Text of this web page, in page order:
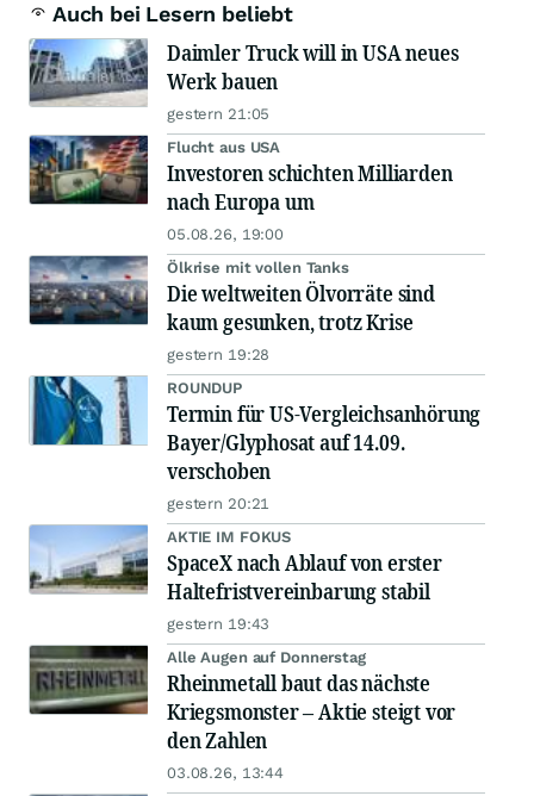
Auch bei Lesern beliebt
Daimler Truck will in USA neues
Werk bauen
gestern 21:05
Flucht aus USA
Investoren schichten Milliarden
nach Europa um
05.08.26, 19:00
Ölkrise mit vollen Tanks
Die weltweiten Ölvorräte sind
kaum gesunken, trotz Krise
gestern 19:28
ROUNDUP
Termin für US-Vergleichsanhörung
Bayer/Glyphosat auf 14.09.
verschoben
gestern 20:21
AKTIE IM FOKUS
SpaceX nach Ablauf von erster
Haltefristvereinbarung stabil
gestern 19:43
Alle Augen auf Donnerstag
Rheinmetall baut das nächste
Kriegsmonster – Aktie steigt vor
den Zahlen
03.08.26, 13:44